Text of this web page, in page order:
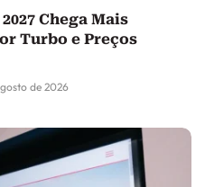
Chega Mais
Turbo e Preços
de 2026